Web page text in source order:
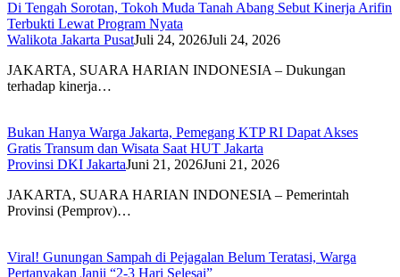
Di Tengah Sorotan, Tokoh Muda Tanah Abang Sebut Kinerja Arifin
Terbukti Lewat Program Nyata
Walikota Jakarta PusatJuli 24, 2026Juli 24, 2026
JAKARTA, SUARA HARIAN INDONESIA – Dukungan
terhadap kinerja…
Bukan Hanya Warga Jakarta, Pemegang KTP RI Dapat Akses
Gratis Transum dan Wisata Saat HUT Jakarta
Provinsi DKI JakartaJuni 21, 2026Juni 21, 2026
JAKARTA, SUARA HARIAN INDONESIA – Pemerintah
Provinsi (Pemprov)…
Viral! Gunungan Sampah di Pejagalan Belum Teratasi, Warga
Pertanyakan Janji “2-3 Hari Selesai”